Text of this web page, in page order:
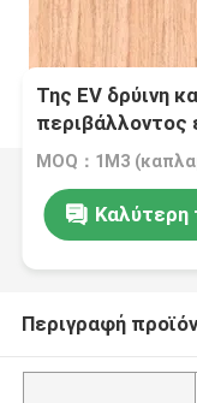
Της EV δρύινη
κορωνών
Καλύτερη
Περιγραφή